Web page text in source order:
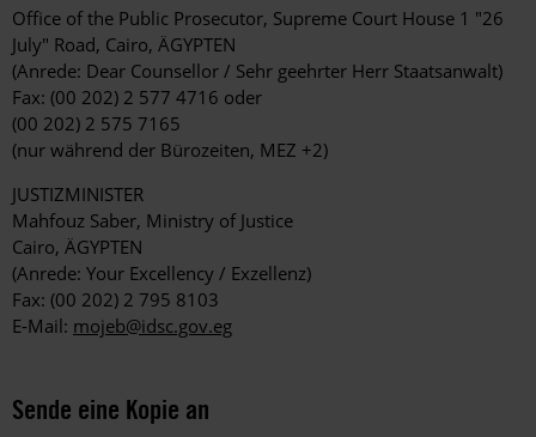
Office of the Public Prosecutor, Supreme Court House 1 "26
July" Road, Cairo, ÄGYPTEN
(Anrede: Dear Counsellor / Sehr geehrter Herr Staatsanwalt)
Fax: (00 202) 2 577 4716 oder
(00 202) 2 575 7165
(nur während der Bürozeiten, MEZ +2)
JUSTIZMINISTER
Mahfouz Saber, Ministry of Justice
Cairo, ÄGYPTEN
(Anrede: Your Excellency / Exzellenz)
Fax: (00 202) 2 795 8103
E-Mail: mojeb@idsc.gov.eg
Sende eine Kopie an